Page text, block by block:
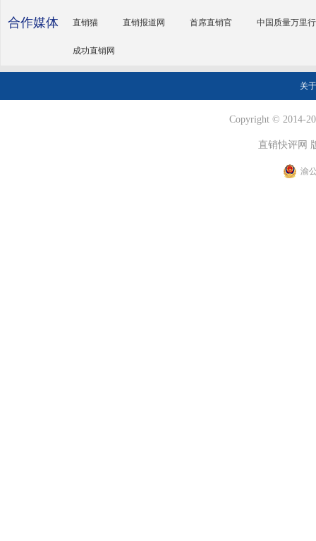
合作媒体 直销猫 直销报道网 首席直销官 中国质量万里行
成功直销网
关
Copyright © 2014-
直销快评网
渝